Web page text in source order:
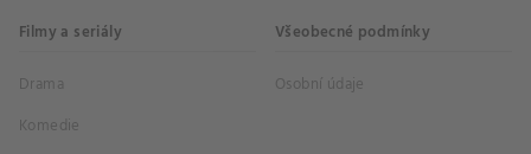
Filmy a seriály
Drama
Komedie
Všeobecné podmínky
Osobní údaje